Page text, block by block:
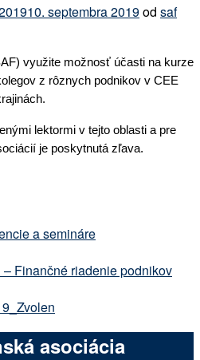
10. septembra 2019od saf
využite možnosť účasti na kurze
z rôznych podnikov v CEE
lektormi v tejto oblasti a pre
je poskytnutá zľava.
a semináre
Finančné riadenie podnikov
asociácia